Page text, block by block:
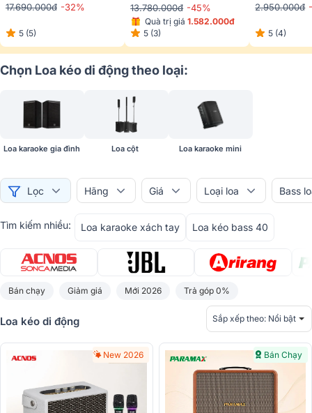
17.690.000đ -32%
5 (5)
Pin Rời, Kèm 2 Micro)
13.780.000đ -45%
Quà trị giá 1.582.000đ
5 (3)
2.950.000đ
5 (4)
Chọn Loa kéo di động theo loại:
Loa karaoke gia đình Loa karaoke mini
Lọc Hãng Giá Loại loa Bass
Tìm kiếm nhiều: Loa karaoke xách tay Loa kéo bass 40
Bán chạy Giảm giá Mới 2026 Trả góp 0%
Loa kéo di động Sắp xếp theo: Nổi bật
New 2026 Bán Chạy